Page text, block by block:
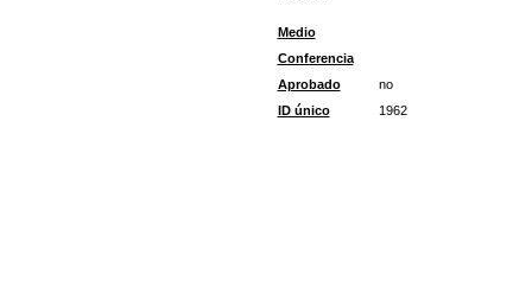
Medio
Conferencia
Aprobado
no
ID único
1962